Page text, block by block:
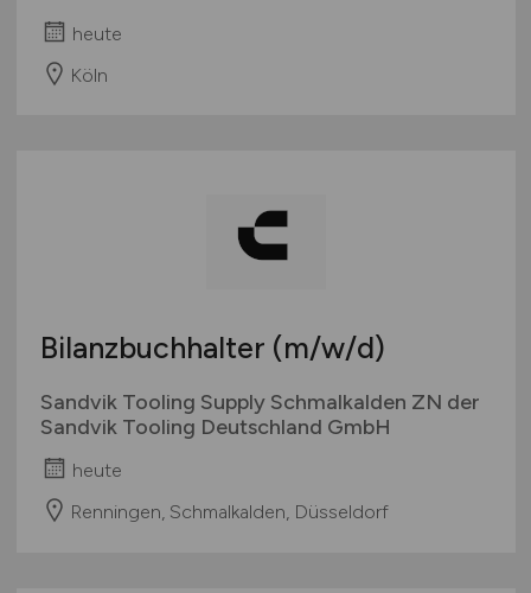
heute
Köln
Bilanzbuchhalter (m/w/d)
Sandvik Tooling Supply Schmalkalden ZN der
Sandvik Tooling Deutschland GmbH
heute
Renningen, Schmalkalden, Düsseldorf